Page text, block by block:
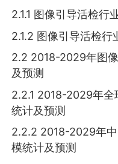
2.1.1 图像引导活检行
2.1.2 图像引导活检行
2.2 2018-2029年图
及预测
2.2.1 2018-2029年全
统计及预测
2.2.2 2018-2029年
模统计及预测